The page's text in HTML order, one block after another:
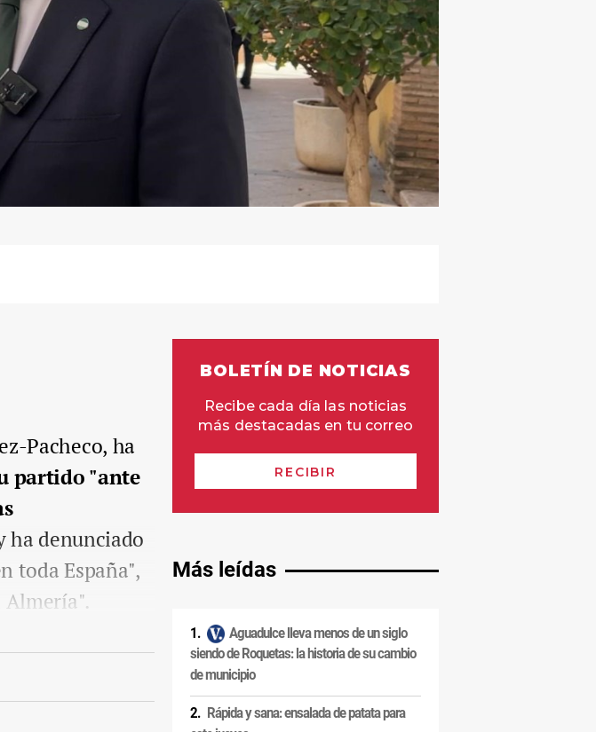
Pacheco, ha
partido "ante
ha denunciado
toda España",
Almería".
Más leídas
Aguadulce lleva menos de un siglo
siendo de Roquetas: la historia de su cambio
de municipio
Rápida y sana: ensalada de patata para